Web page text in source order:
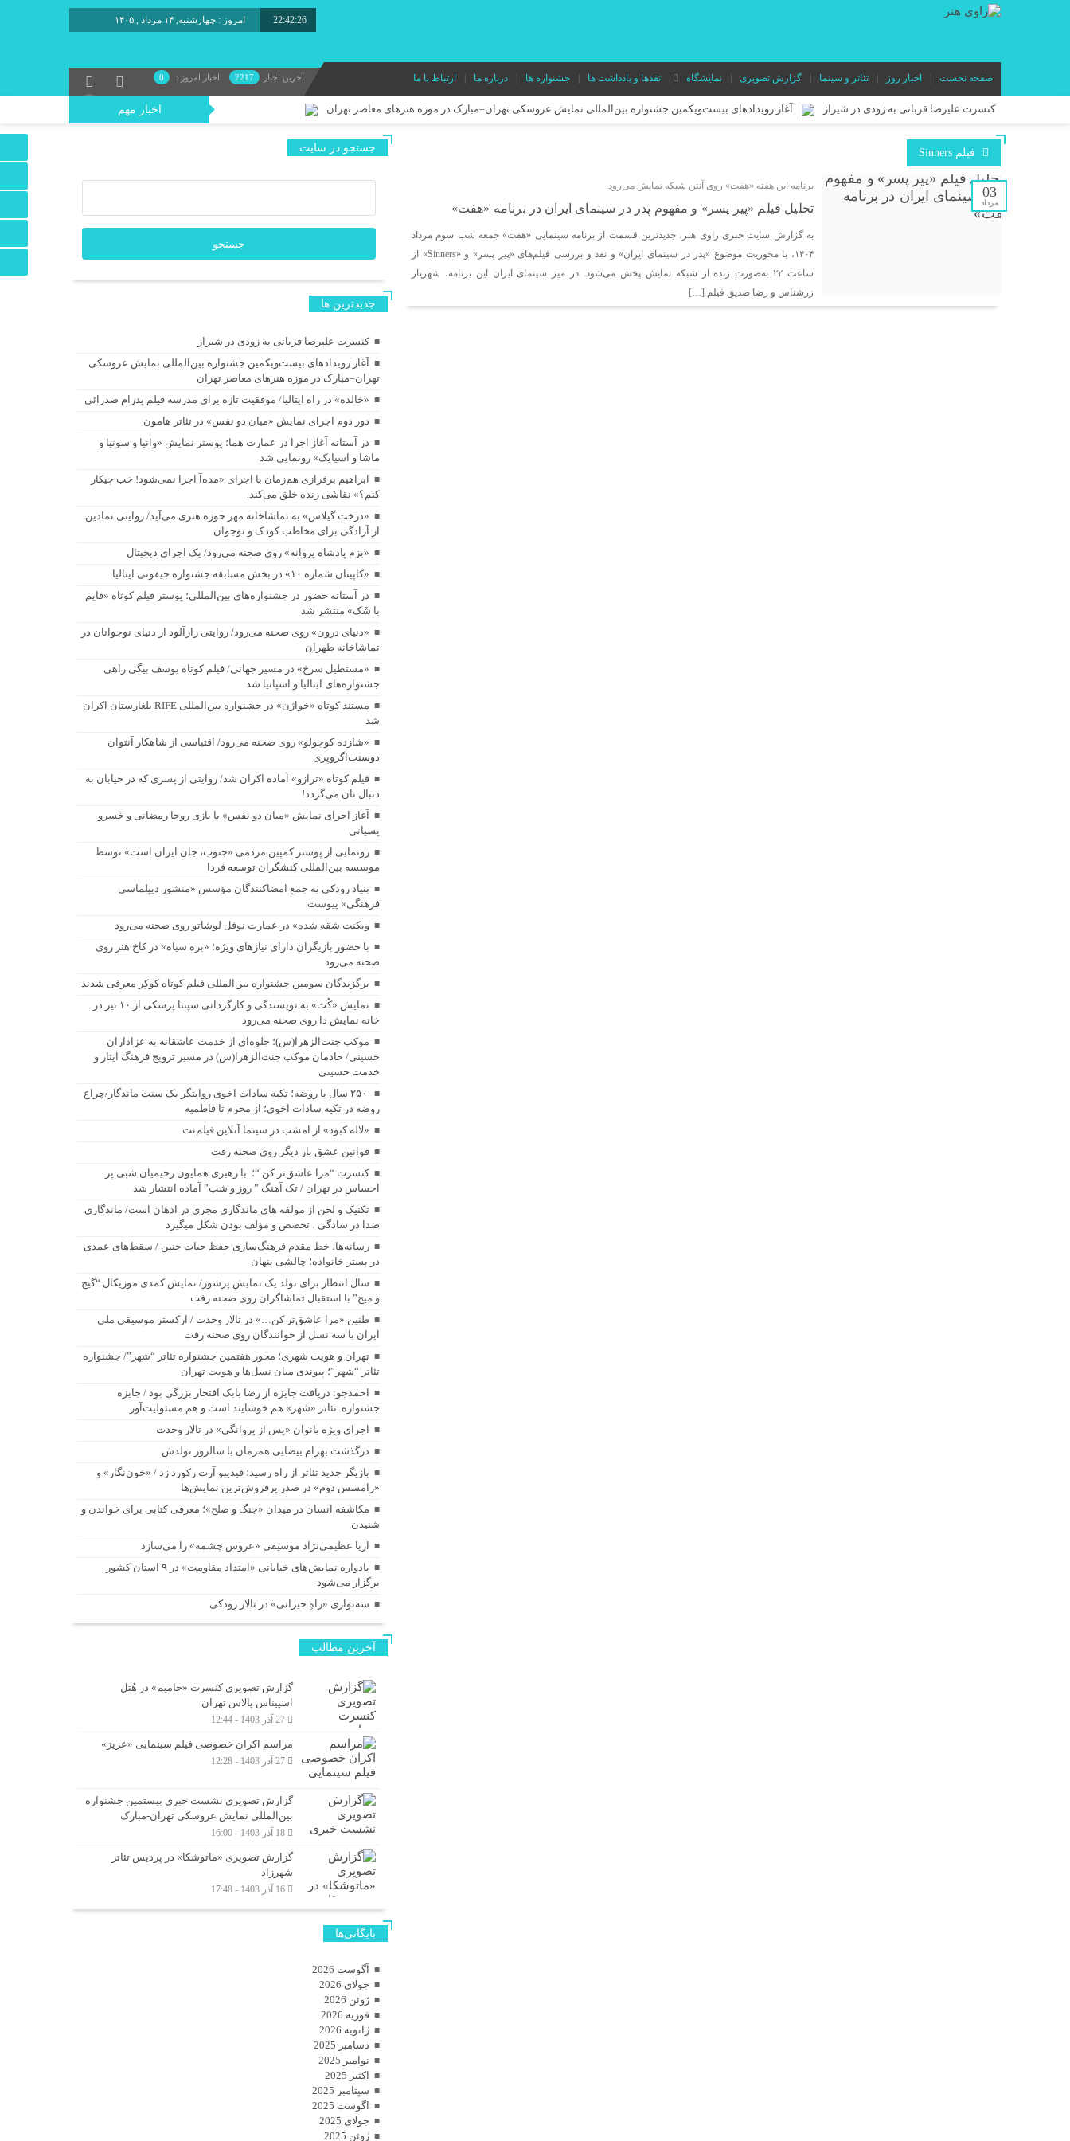
22:42:28 امروز : چهارشنبه, ۱۴ مرداد , ۱۴۰۵
صفحه نخست اخبار روز تئاتر و سینما گزارش تصویری نمایشگاه نقدها و یادداشت ها جشنواره ها درباره ما ارتباط با ما آخرین اخبار 2217 اخبار امروز : 0
اخبار مهم کنسرت علیرضا قربانی به زودی در شیراز آغاز رویدادهای بیست‌ویکمین جشنواره بین‌المللی نمایش عروسکی تهران–مبارک در موزه هنرهای معاصر تهران
در آستانه آغاز اجرا در عمارت هما؛ پوستر نمایش «وانیا و سونیا و ماشا و اسپایک» رونمایی شد
ابراهیم برفرازی هم‌زمان با اجرای «مده‌آ اجرا نمی‌شود! خب چیکار کنم؟» نقاشی زنده خلق می‌کند.
«درخت گیلاس» به تماشاخانه مهر حوزه هنری می‌آید/ روایتی نمادین از آزادگی برای مخاطب کودک و نوجوان «بزم پادشاه پروانه» روی صحنه می‌رود/ یک اجرای دیجیتال
در آستانه حضور در جشنواره‌های بین‌المللی؛ پوستر فیلم کوتاه «قایم با شَک» منتشر شد
«دنیای درون» روی صحنه می‌رود/ روایتی رازآلود از دنیای نوجوانان در تماشاخانه طهران
«مستطیل سرخ» در مسیر جهانی/ فیلم کوتاه یوسف بیگی راهی جشنواره‌های ایتالیا و اسپانیا شد مستند کوتاه «خواژن» در جشنواره بین‌المللی RIFE بلغارستان اکران شد
فیلم Sinners
03
مرداد
برنامه این هفته «هفت» روی آنتن شبکه نمایش می‌رود
تحلیل فیلم «پیر پسر» و مفهوم پدر در سینمای ایران در برنامه «هفت»
به گزارش سایت خبری راوی هنر، جدیدترین قسمت از برنامه سینمایی «هفت» جمعه شب سوم مرداد
۱۴۰۴، با محوریت موضوع «پدر در سینمای ایران» و نقد و بررسی فیلم‌های «پیر پسر» و «Sinners» از
ساعت ۲۲ به‌صورت زنده از شبکه نمایش پخش می‌شود. در میز سینمای ایران این برنامه، شهریار
زرشناس و رضا صدیق فیلم […]
جستجو در سایت
جديدترين ها
کنسرت علیرضا قربانی به زودی در شیراز
آغاز رویدادهای بیست‌ویکمین جشنواره بین‌المللی نمایش عروسکی
تهران–مبارک در موزه هنرهای معاصر تهران
«خالده» در راه ایتالیا/ موفقیت تازه برای مدرسه فیلم پدرام صدرائی
دور دوم اجرای نمایش «میان دو نفس» در تئاتر هامون
در آستانه آغاز اجرا در عمارت هما؛ پوستر نمایش «وانیا و سونیا و
ماشا و اسپایک» رونمایی شد
ابراهیم برفرازی هم‌زمان با اجرای «مده‌آ اجرا نمی‌شود! خب چیکار
کنم؟» نقاشی زنده خلق می‌کند.
«درخت گیلاس» به تماشاخانه مهر حوزه هنری می‌آید/ روایتی نمادین
از آزادگی برای مخاطب کودک و نوجوان
«بزم پادشاه پروانه» روی صحنه می‌رود/ یک اجرای دیجیتال
«کاپیتان شماره ۱۰» در بخش مسابقه جشنواره جیفونی ایتالیا
در آستانه حضور در جشنواره‌های بین‌المللی؛ پوستر فیلم کوتاه «قایم
با شَک» منتشر شد
«دنیای درون» روی صحنه می‌رود/ روایتی رازآلود از دنیای نوجوانان در
تماشاخانه طهران
«مستطیل سرخ» در مسیر جهانی/ فیلم کوتاه یوسف بیگی راهی
جشنواره‌های ایتالیا و اسپانیا شد
مستند کوتاه «خواژن» در جشنواره بین‌المللی RIFE بلغارستان اکران
شد
«شازده کوچولو» روی صحنه می‌رود/ اقتباسی از شاهکار آنتوان
دوسنت‌اگزوپری
فیلم کوتاه «ترازو» آماده اکران شد/ روایتی از پسری که در خیابان به
دنبال نان می‌گردد!
آغاز اجرای نمایش «میان دو نفس» با بازی روجا رمضانی و خسرو
پسیانی
رونمایی از پوستر کمپین مردمی «جنوب، جان ایران است» توسط
موسسه بین‌المللی کنشگران توسعه فردا
بنیاد رودکی به جمع امضاکنندگان مؤسس «منشور دیپلماسی
فرهنگی» پیوست
ویکنت شقه شده» در عمارت نوفل لوشاتو روی صحنه می‌رود
با حضور بازیگران دارای نیازهای ویژه؛ «بره سیاه» در کاخ هنر روی
صحنه می‌رود
برگزیدگان سومین جشنواره بین‌المللی فیلم کوتاه کوکِر معرفی شدند
نمایش «کُت» به نویسندگی و کارگردانی سپنتا پزشکی از ۱۰ تیر در
خانه نمایش دا روی صحنه می‌رود
موکب جنت‌الزهرا(س)؛ جلوه‌ای از خدمت عاشقانه به عزاداران
حسینی/ خادمان موکب جنت‌الزهرا(س) در مسیر ترویج فرهنگ ایثار و
خدمت حسینی
۲۵۰ سال با روضه؛ تکیه سادات اخوی روایتگر یک سنت ماندگار/چراغ
روضه در تکیه سادات اخوی؛ از محرم تا فاطمیه
«لاله کبود» از امشب در سینما آنلاین فیلم‌نت
قوانین عشق بار دیگر روی صحنه رفت
کنسرت “مرا عاشق‌تر کن “؛ با رهبری همایون رحیمیان شبی پر
احساس در تهران / تک آهنگ ” روز و شب” آماده انتشار شد
تکنیک و لحن از مولفه های ماندگاری مجری در اذهان است/ ماندگاری
صدا در سادگی ، تخصص و مؤلف بودن شکل میگیرد
رسانه‌ها، خط مقدم فرهنگ‌سازی حفظ حیات جنین / سقط‌های عمدی
در بستر خانواده؛ چالشی پنهان
سال انتظار برای تولد یک نمایش پرشور/ نمایش کمدی موزیکال “گیج
و میج” با استقبال تماشاگران روی صحنه رفت
طنین «مرا عاشق‌تر کن…» در تالار وحدت / ارکستر موسیقی ملی
ایران با سه نسل از خوانندگان روی صحنه رفت
تهران و هویت شهری؛ محور هفتمین جشنواره تئاتر “شهر”/ جشنواره
تئاتر “شهر”؛ پیوندی میان نسل‌ها و هویت تهران
احمدجو: دریافت جایزه از رضا بابک افتخار بزرگی بود / جایزه
جشنواره تئاتر «شهر» هم خوشایند است و هم مسئولیت‌آور
اجرای ویژه بانوان «پس از پروانگی» در تالار وحدت
درگذشت بهرام بیضایی همزمان با سالروز تولدش
بازیگر جدید تئاتر از راه رسید؛ فیدیبو آرت رکورد زد / «خون‌نگار» و
«رامسس دوم» در صدر پرفروش‌ترین نمایش‌ها
مکاشفه انسان در میدان «جنگ و صلح»؛ معرفی کتابی برای خواندن و
شنیدن
آریا عظیمی‌نژاد موسیقی «عروس چشمه» را می‌سازد
یادواره نمایش‌های خیابانی «امتداد مقاومت» در ۹ استان کشور
برگزار می‌شود
سه‌نوازی «راهِ حیرانی» در تالار رودکی
آخرین مطالب
گزارش تصویری کنسرت «حامیم» در هُتل
اسپیناس پالاس تهران
27 آذر 1403 - 12:44
مراسم اکران خصوصی فیلم سینمایی «عزیز»
27 آذر 1403 - 12:28
گزارش تصویری نشست خبری بیستمین جشنواره
بین‌المللی نمایش عروسکی تهران-مبارک
18 آذر 1403 - 16:00
گزارش تصویری «ماتوشکا» در پردیس تئاتر
شهرزاد
16 آذر 1403 - 17:48
بایگانی‌ها
آگوست 2026
جولای 2026
ژوئن 2026
فوریه 2026
ژانویه 2026
دسامبر 2025
نوامبر 2025
اکتبر 2025
سپتامبر 2025
آگوست 2025
جولای 2025
ژوئن 2025